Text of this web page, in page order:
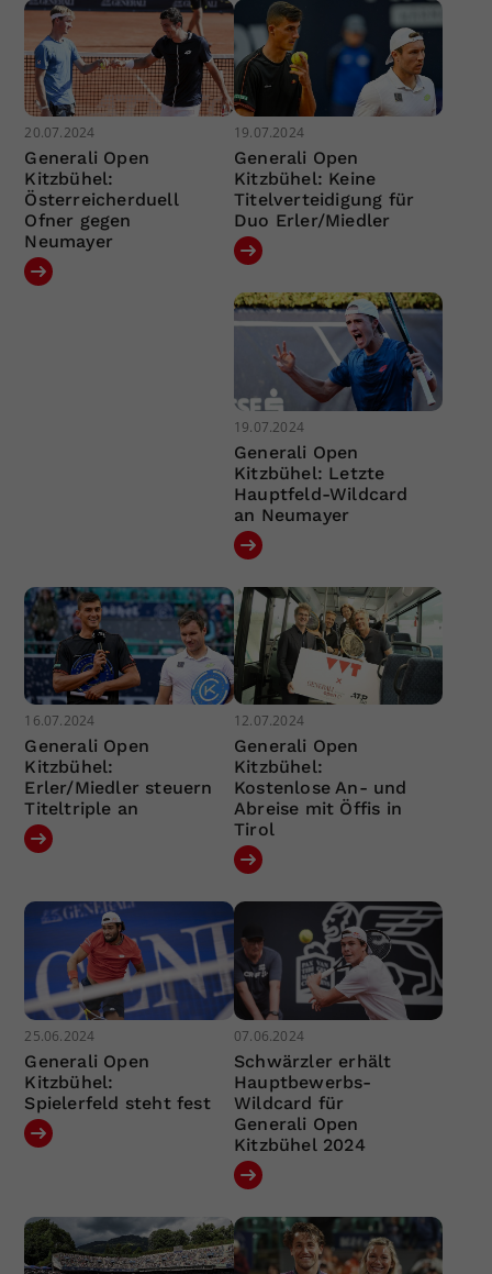
20.07.2024
Generali Open
Kitzbühel:
Österreicherduell
Ofner gegen
Neumayer
19.07.2024
Generali Open
Kitzbühel: Keine
Titelverteidigung für
Duo Erler/Miedler
19.07.2024
Generali Open
Kitzbühel: Letzte
Hauptfeld-Wildcard
an Neumayer
16.07.2024
Generali Open
Kitzbühel:
Erler/Miedler steuern
Titeltriple an
12.07.2024
Generali Open
Kitzbühel:
Kostenlose An- und
Abreise mit Öffis in
Tirol
25.06.2024
Generali Open
Kitzbühel:
Spielerfeld steht fest
07.06.2024
Schwärzler erhält
Hauptbewerbs-
Wildcard für
Generali Open
Kitzbühel 2024